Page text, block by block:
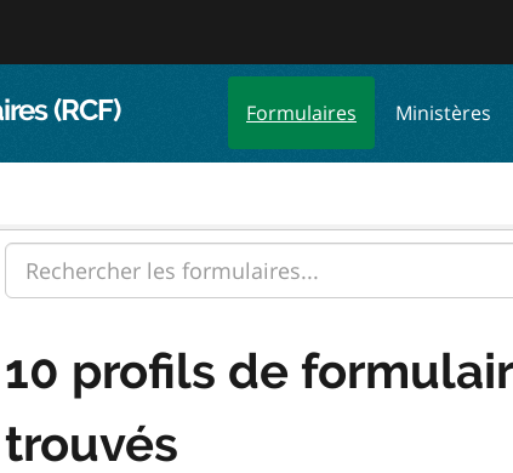
(RCF) Formulaires Ministères
10 profils de
trouvés